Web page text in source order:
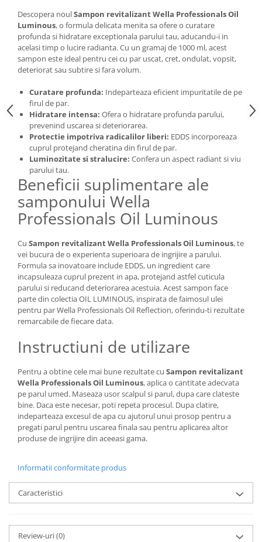
Descopera noulSampon revitalizant Wella Professionals Oil
Luminous, o formula delicata menita sa ofere o curatare
profunda si hidratare exceptionala parului tau, aducandu-i in
acelasi timp o lucire radianta. Cu un gramaj de 1000 ml, acest
sampon este ideal pentru cei cu par uscat, cret, ondulat, vopsit,
deteriorat sau subtire si fara volum.
Curatare profunda: Indeparteaza eficient impuritatile de pe
firul de par.
Hidratare intensa: Ofera o hidratare profunda parului,
prevenind uscarea si deteriorarea.
Protectie impotriva radicalilor liberi: EDDS incorporeaza
cuprul protejand cheratina din firul de par.
Luminozitate si stralucire: Confera un aspect radiant si viu
parului tau.
Beneficii suplimentare ale
samponului Wella
Professionals Oil Luminous
Cu Sampon revitalizant Wella Professionals Oil Luminous, te
vei bucura de o experienta superioara de ingrijire a parului.
Formula sa inovatoare include EDDS, un ingredient care
incapsuleaza cuprul prezent in apa, protejand astfel cuticula
parului si reducand deteriorarea acestuia. Acest sampon face
parte din colectia OIL LUMINOUS, inspirata de faimosul ulei
pentru par Wella Professionals Oil Reflection, oferindu-ti rezultate
remarcabile de fiecare data.
Instructiuni de utilizare
Pentru a obtine cele mai bune rezultate cu Sampon revitalizant
Wella Professionals Oil Luminous, aplica o cantitate adecvata
pe parul umed. Maseaza usor scalpul si parul, dupa care clateste
bine. Daca este necesar, poti repeta procesul. Dupa clatire,
indeparteaza excesul de apa cu ajutorul unui prosop pentru a
pregati parul pentru uscarea finala sau pentru aplicarea altor
produse de ingrijire din aceeasi gama.
Informatii conformitate produs
Caracteristici
Review-uri(0)